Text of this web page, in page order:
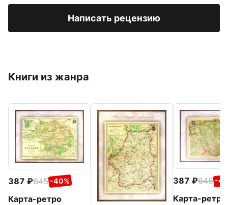
Написать рецензию
Книги из жанра
387 645 -40%
Карта-ретро
387 645 -
Карта-ретро